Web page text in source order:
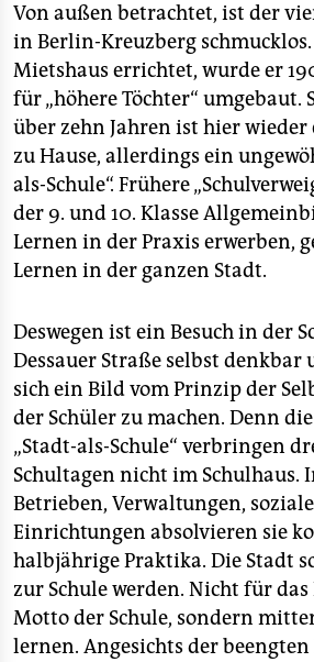
genossenschaft
epaper login
Von außen betrachtet, ist der
in Berlin-Kreuzberg schmucklos.
Mietshaus errichtet, wurde er
für „höhere Töchter“
über zehn Jahren ist hier
zu Hause, allerdings ein
als-Schule“. Frühere
der 9. und 10. Klasse
Lernen in der Praxis erwerben,
Lernen in der ganzen Stadt.
Deswegen ist ein Besuch in der
Dessauer Straße selbst denkbar
sich ein Bild vom Prinzip der
der Schüler zu machen. Denn
„Stadt-als-Schule“ verbringen
Schultagen nicht im Schulhaus.
Betrieben, Verwaltungen,
Einrichtungen absolvieren sie
halbjährige Praktika. Die Stadt
zur Schule werden. Nicht für das
Motto der Schule, sondern
lernen. Angesichts der